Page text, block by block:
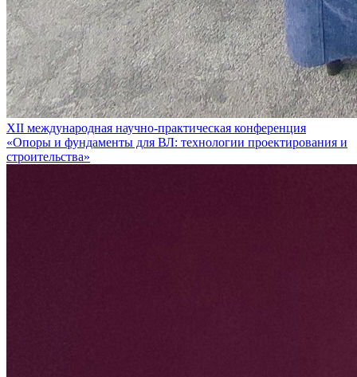
XII международная научно-практическая конференция
«Опоры и фундаменты для ВЛ: технологии проектирования и
строительства»